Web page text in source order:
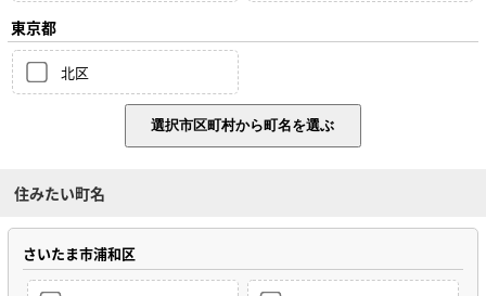
東京都
北区
住みたい町名
さいたま市浦和区